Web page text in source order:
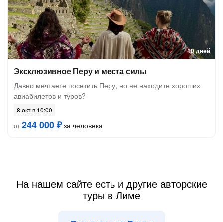
10 дней
Эксклюзивное Перу и места силы
Давно мечтаете посетить Перу, но не находите хороших
авиабилетов и туров?
8 окт в 10:00
от244 000 ₽за человека
На нашем сайте есть и другие авторские
туры в Лиме